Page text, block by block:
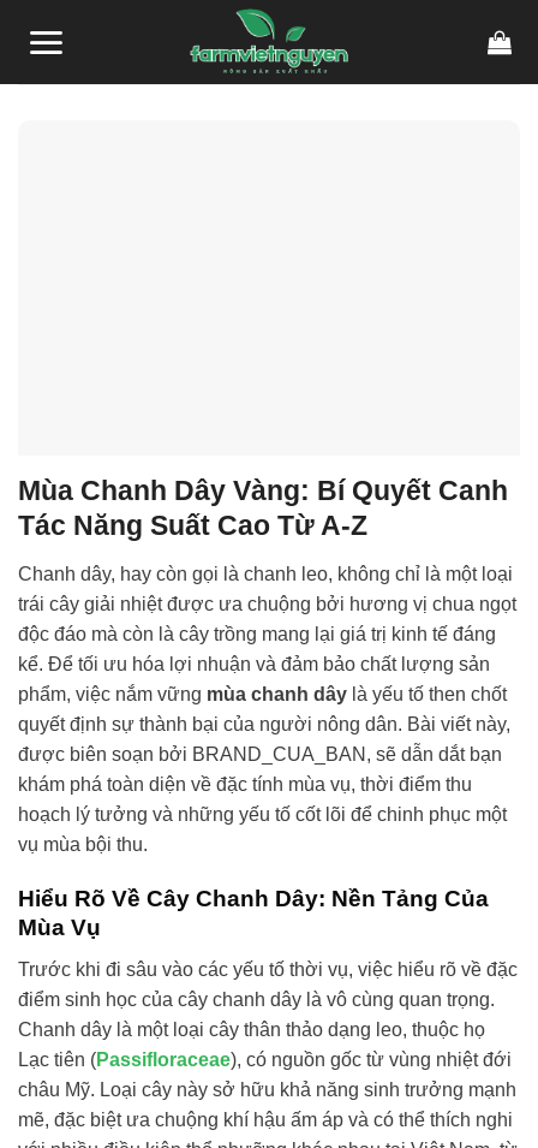
Mùa Chanh Dây Vàng: Bí Quyết Canh
Tác Năng Suất Cao Từ A-Z
Chanh dây, hay còn gọi là chanh leo, không chỉ là một loại
trái cây giải nhiệt được ưa chuộng bởi hương vị chua ngọt
độc đáo mà còn là cây trồng mang lại giá trị kinh tế đáng
kể. Để tối ưu hóa lợi nhuận và đảm bảo chất lượng sản
phẩm, việc nắm vững mùa chanh dây là yếu tố then chốt
quyết định sự thành bại của người nông dân. Bài viết này,
được biên soạn bởi BRAND_CUA_BAN, sẽ dẫn dắt bạn
khám phá toàn diện về đặc tính mùa vụ, thời điểm thu
hoạch lý tưởng và những yếu tố cốt lõi để chinh phục một
vụ mùa bội thu.
Hiểu Rõ Về Cây Chanh Dây: Nền Tảng Của
Mùa Vụ
Trước khi đi sâu vào các yếu tố thời vụ, việc hiểu rõ về đặc
điểm sinh học của cây chanh dây là vô cùng quan trọng.
Chanh dây là một loại cây thân thảo dạng leo, thuộc họ
Lạc tiên (Passifloraceae), có nguồn gốc từ vùng nhiệt đới
châu Mỹ. Loại cây này sở hữu khả năng sinh trưởng mạnh
mẽ, đặc biệt ưa chuộng khí hậu ấm áp và có thể thích nghi